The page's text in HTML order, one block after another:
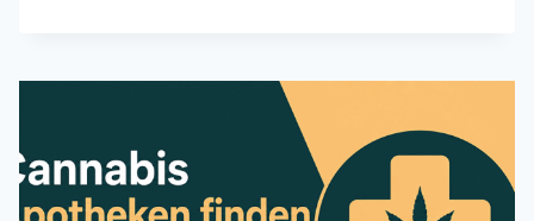
CANNABIS-
EINE
STARKE
STIMME